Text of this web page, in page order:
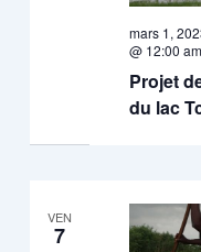
Projet
du lac
mars 1,
@ 12:00 am
VEN
7